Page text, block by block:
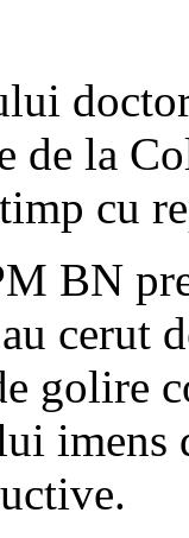
de la
cu
BN
cerut
golire
imens